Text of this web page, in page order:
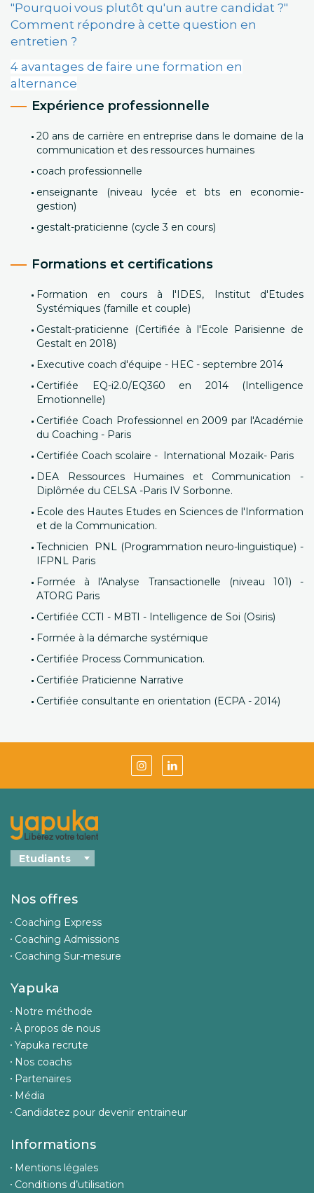
"Pourquoi vous plutôt qu'un autre candidat ?"
Comment répondre à cette question en
entretien ?
4 avantages de faire une formation en
alternance
Expérience professionnelle
20 ans de carrière en entreprise dans le domaine de la
communication et des ressources humaines
coach professionnelle
enseignante (niveau lycée et bts en economie-
gestion)
gestalt-praticienne (cycle 3 en cours)
Formations et certifications
Formation en cours à l'IDES, Institut d'Etudes
Systémiques (famille et couple)
Gestalt-praticienne (Certifiée à l'Ecole Parisienne de
Gestalt en 2018)
Executive coach d'équipe - HEC - septembre 2014
Certifiée EQ-i2.0/EQ360 en 2014 (Intelligence
Emotionnelle)
Certifiée Coach Professionnel en 2009 par l'Académie
du Coaching - Paris
Certifiée Coach scolaire - International Mozaik- Paris
DEA Ressources Humaines et Communication -
Diplômée du CELSA -Paris IV Sorbonne.
Ecole des Hautes Etudes en Sciences de l'Information
et de la Communication.
Technicien PNL (Programmation neuro-linguistique) -
IFPNL Paris
Formée à l'Analyse Transactionelle (niveau 101) -
ATORG Paris
Certifiée CCTI - MBTI - Intelligence de Soi (Osiris)
Formée à la démarche systémique
Certifiée Process Communication.
Certifiée Praticienne Narrative
Certifiée consultante en orientation (ECPA - 2014)
Nos offres
Coaching Express
Coaching Admissions
Coaching Sur-mesure
Yapuka
Notre méthode
À propos de nous
Yapuka recrute
Nos coachs
Partenaires
Média
Candidatez pour devenir entraineur
Informations
Mentions légales
Conditions d’utilisation